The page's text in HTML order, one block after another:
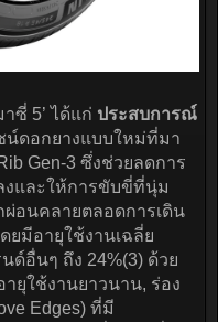
ซี่ 5’ ได้แก่ ประสบการณ์
น์ดอกยางแบบใหม่ที่มา
Gen-3 ซึ่งช่วยลดการ
งและให้การขับขี่ที่นุ่ม
ผ่อนคลายตลอดการเดิน
ยมีอายุใช้งานเฉลี่ย
ด์อื่นๆ ถึง 24%(3) ด้วย
ยุใช้งานยาวนาน, ร่อง
Edges) ที่มี